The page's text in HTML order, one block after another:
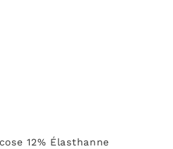
12% Élasthanne